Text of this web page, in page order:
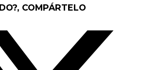
COMPÁRTELO